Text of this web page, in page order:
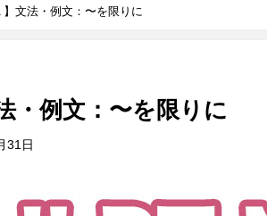
】文法・例文：〜を限りに
・例文：〜を限りに
31日